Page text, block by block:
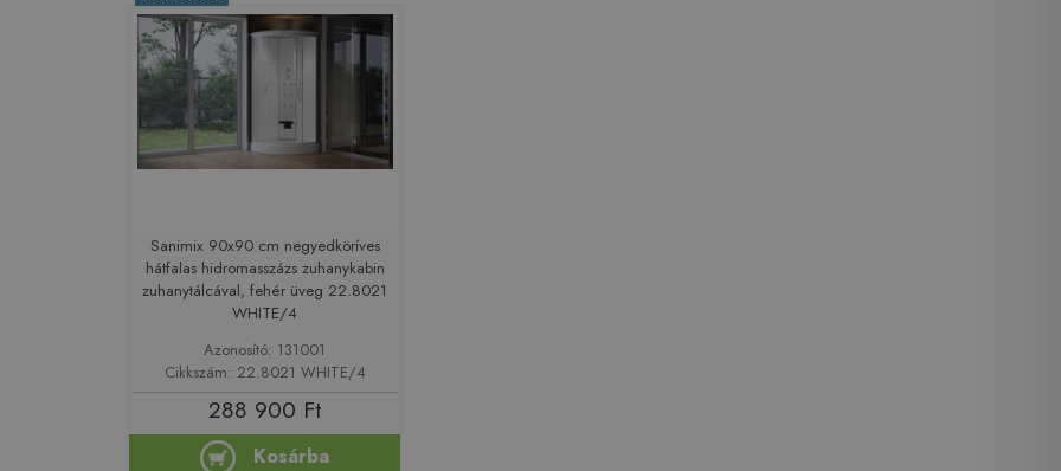
Sanimix 90x90 cm negyedköríves
hátfalas hidromasszázs zuhanykabin
zuhanytálcával, fehér üveg 22.8021
WHITE/4
Azonosító: 131001
Cikkszám: 22.8021 WHITE/4
288 900 Ft
Kosárba